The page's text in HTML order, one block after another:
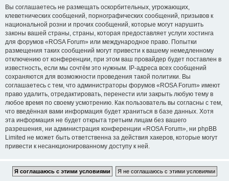
Вы соглашаетесь не размещать оскорбительных, угрожающих,
клеветнических сообщений, порнографических сообщений, призывов к
национальной розни и прочих сообщений, которые могут нарушить
законы вашей страны, страны, которая предоставляет услуги хостинга
для форумов «ROSA Forum» или международное право. Попытки
размещения таких сообщений могут привести к вашему немедленному
отключению от конференции, при этом ваш провайдер будет поставлен в
известность, если мы сочтём это нужным. IP-адреса всех сообщений
сохраняются для возможности проведения такой политики. Вы
соглашаетесь с тем, что администраторы форумов «ROSA Forum» имеют
право удалить, отредактировать, перенести или закрыть любую тему в
любое время по своему усмотрению. Как пользователь вы согласны с тем,
что введённая вами информация будет храниться в базе данных. Хотя
эта информация не будет открыта третьим лицам без вашего
разрешения, ни администрация конференции «ROSA Forum», ни phpBB
Limited не может быть ответственна за действия хакеров, которые могут
привести к несанкционированному доступу к ней.